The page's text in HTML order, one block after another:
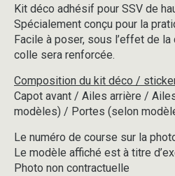
AV
PORTES
-
2DR4
-
GREEN
Kit déco adhésif pour SSV de
Spécialement conçu pour la
Facile à poser, sous l’effet de la
colle sera renforcée.
Composition du kit déco /
Capot avant / Ailes arrière /
modèles) / Portes (selon
Le numéro de course sur la
Le modèle affiché est à titre
Photo non contractuelle